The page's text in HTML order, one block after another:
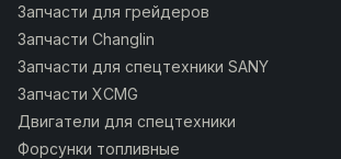
Запчасти для грейдеров
Запчасти Changlin
Запчасти для спецтехники SANY
Запчасти XCMG
Двигатели для спецтехники
Форсунки топливные